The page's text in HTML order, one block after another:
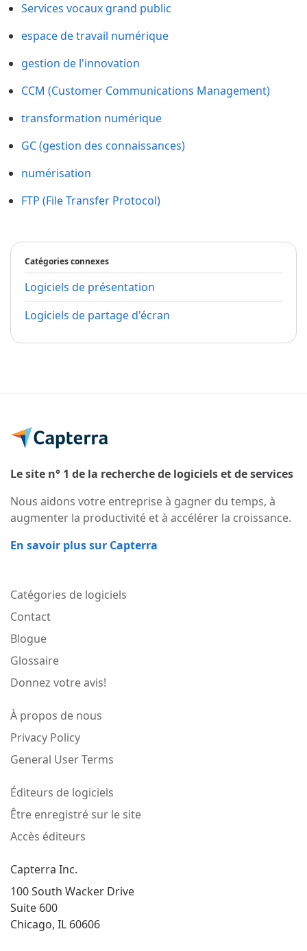
Services vocaux grand public
espace de travail numérique
gestion de l'innovation
CCM (Customer Communications Management)
transformation numérique
GC (gestion des connaissances)
numérisation
FTP (File Transfer Protocol)
Catégories connexes
Logiciels de présentation
Logiciels de partage d'écran
Le site n° 1 de la recherche de logiciels et de services
Nous aidons votre entreprise à gagner du temps, à
augmenter la productivité et à accélérer la croissance.
En savoir plus sur Capterra
Catégories de logiciels
Contact
Blogue
Glossaire
Donnez votre avis!
À propos de nous
Privacy Policy
General User Terms
Éditeurs de logiciels
Être enregistré sur le site
Accès éditeurs
Capterra Inc.
100 South Wacker Drive
Suite 600
Chicago, IL 60606